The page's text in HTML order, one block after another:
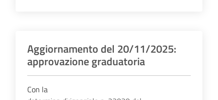
Aggiornamento del 20/11/2025:
approvazione graduatoria
Con la